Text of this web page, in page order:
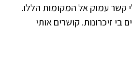
קשר עמוק אל המקומות הללו.
זיכרונות. קושרים אותי